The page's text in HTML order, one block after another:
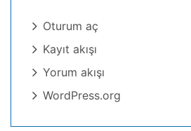
Oturum aç
Kayıt akışı
Yorum akışı
WordPress.org